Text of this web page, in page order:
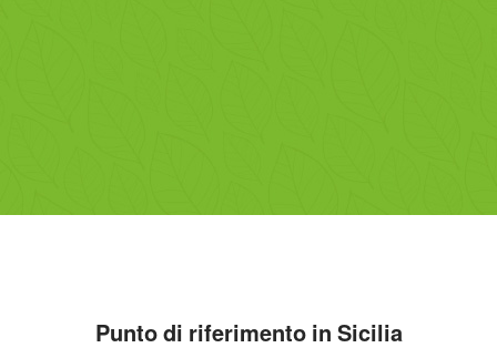
Punto di riferimento in Sicilia